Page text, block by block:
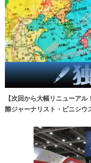
【次回から大幅リニューア
際ジャーナリスト・ビニシウ